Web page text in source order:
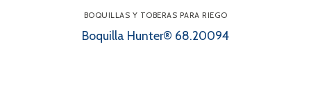
BOQUILLAS Y TOBERAS PARA RIEGO
Boquilla Hunter® 68.20094